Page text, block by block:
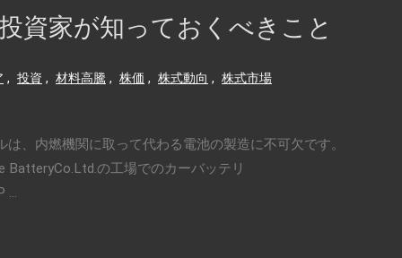
資家が知っておくべきこと
, 投資 , 材料高騰 , 株価 , 株式動向 , 株式市場
、内燃機関に取って代わる電池の製造に不可欠です。
BatteryCo.Ltd.の工場でのカーバッテリ
...